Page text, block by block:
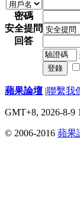
密碼
安全提問
回答
登錄
蘋果論壇 |聯繫我
GMT+8, 2026-8-9
© 2006-2016 蘋果